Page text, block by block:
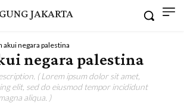
JAKARTA
akui negara palestina
negara palestina
( Lorem ipsum dolor sit amet,
elit, sed do eiusmod tempor incididunt
aliqua. )